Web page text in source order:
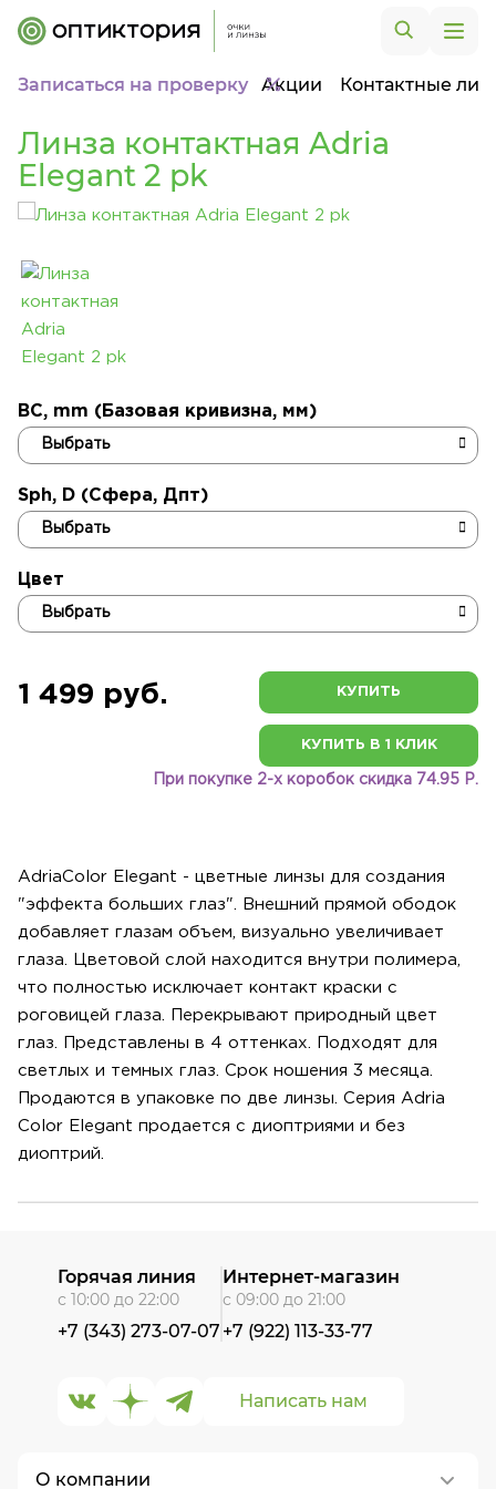
Записаться на проверку Акции Контактные
Линза контактная Adria
Elegant 2 pk
BC, mm (Базовая кривизна, мм)
Sph, D (Сфера, Дпт)
Цвет
1 499 руб. КУПИТЬ
КУПИТЬ В 1 КЛИК
При покупке 2-х коробок скидка 74.95 Р.
AdriaColor Elegant - цветные линзы для создания
"эффекта больших глаз". Внешний прямой ободок
добавляет глазам объем, визуально увеличивает
глаза. Цветовой слой находится внутри полимера,
что полностью исключает контакт краски с
роговицей глаза. Перекрывают природный цвет
глаз. Представлены в 4 оттенках. Подходят для
светлых и темных глаз. Срок ношения 3 месяца.
Продаются в упаковке по две линзы. Серия Adria
Color Elegant продается с диоптриями и без
диоптрий.
О компании
Написать нам
Горячая линия
с 10:00 до 22:00
+7 (343) 273-07-07
Интернет-магазин
с 09:00 до 21:00
+7 (922) 113-33-77